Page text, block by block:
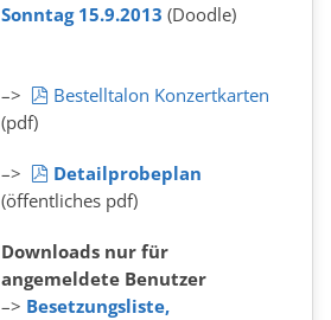
Sonntag 15.9.2013 (Doodle)
–> pdf
Bestelltalon Konzertkarten
(pdf)
–> pdf
Detailprobeplan
(öffentliches pdf)
Downloads nur für
angemeldete Benutzer
–> Besetzungsliste,